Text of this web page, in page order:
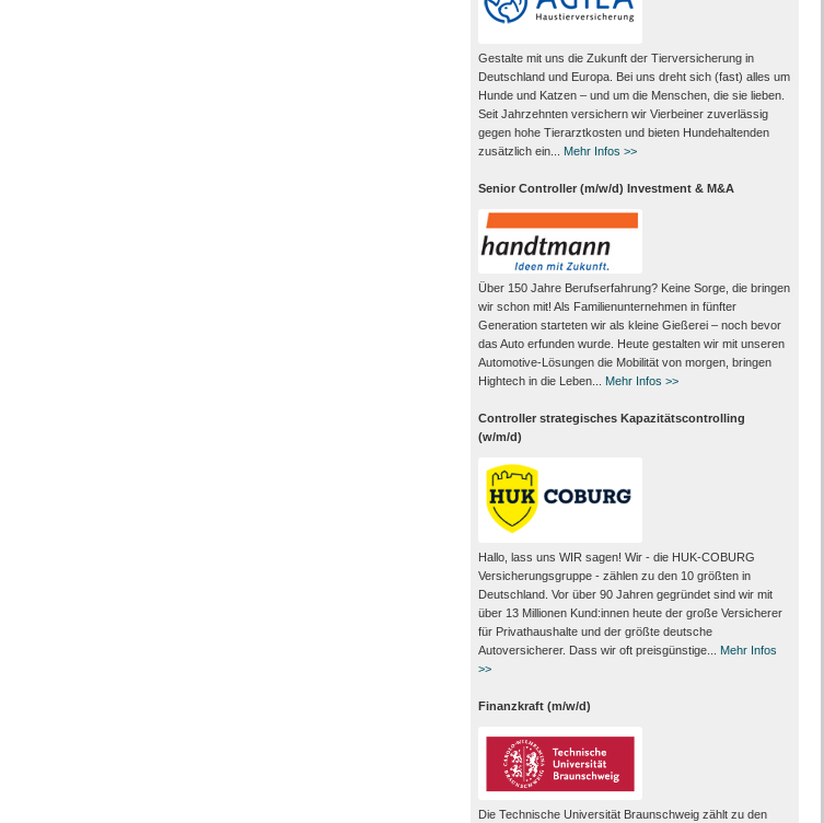
Gestalte mit uns die Zukunft der Tierversicherung in
Deutschland und Europa. Bei uns dreht sich (fast) alles um
Hunde und Katzen – und um die Menschen, die sie lieben.
Seit Jahrzehnten versichern wir Vierbeiner zuverlässig
gegen hohe Tierarztkosten und bieten Hundehaltenden
zusätzlich ein...
Mehr Infos >>
Senior Controller (m/w/d) Investment & M&A
Über 150 Jahre Berufserfahrung? Keine Sorge, die bringen
wir schon mit! Als Familienunternehmen in fünfter
Generation starteten wir als kleine Gießerei – noch bevor
das Auto erfunden wurde. Heute gestalten wir mit unseren
Automotive-Lösungen die Mobilität von morgen, bringen
Hightech in die Leben...
Mehr Infos >>
Controller strategisches Kapazitätscontrolling
(w/m/d)
Hallo, lass uns WIR sagen! Wir - die HUK-COBURG
Versicherungsgruppe - zählen zu den 10 größten in
Deutschland. Vor über 90 Jahren gegründet sind wir mit
über 13 Millionen Kund:innen heute der große Versicherer
für Privathaushalte und der größte deutsche
Autoversicherer. Dass wir oft preisgünstige...
Mehr Infos
>>
Finanzkraft (m/w/d)
Die Technische Universität Braunschweig zählt zu den